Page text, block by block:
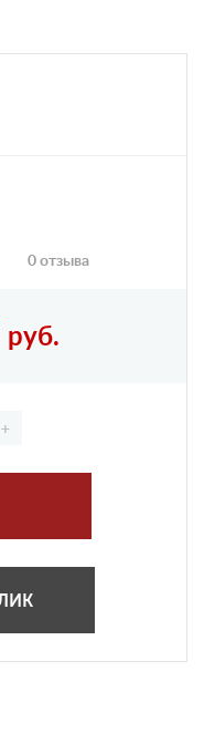
0 отзыва
руб.